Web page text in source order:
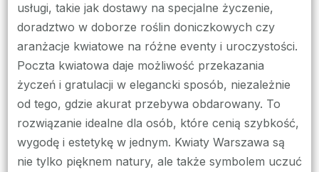
usługi, takie jak dostawy na specjalne życzenie,
doradztwo w doborze roślin doniczkowych czy
aranżacje kwiatowe na różne eventy i uroczystości.
Poczta kwiatowa daje możliwość przekazania
życzeń i gratulacji w elegancki sposób, niezależnie
od tego, gdzie akurat przebywa obdarowany. To
rozwiązanie idealne dla osób, które cenią szybkość,
wygodę i estetykę w jednym. Kwiaty Warszawa są
nie tylko pięknem natury, ale także symbolem uczuć